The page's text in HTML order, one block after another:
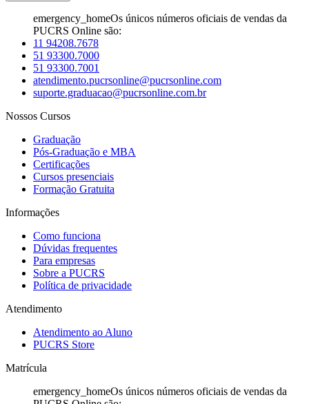
emergency_homeOs únicos números oficiais de vendas da
PUCRS Online são:
11 94208.7678
51 93300.7000
51 93300.7001
atendimento.pucrsonline@pucrsonline.com
suporte.graduacao@pucrsonline.com.br
Nossos Cursos
Graduação
Pós-Graduação e MBA
Certificações
Cursos presenciais
Formação Gratuita
Informações
Como funciona
Dúvidas frequentes
Para empresas
Sobre a PUCRS
Política de privacidade
Atendimento
Atendimento ao Aluno
PUCRS Store
Matrícula
emergency_homeOs únicos números oficiais de vendas da